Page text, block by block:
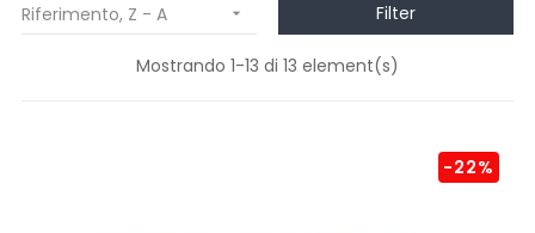
Riferimento, Z - A  Filter
Mostrando 1-13 di 13 element(s)
-22%